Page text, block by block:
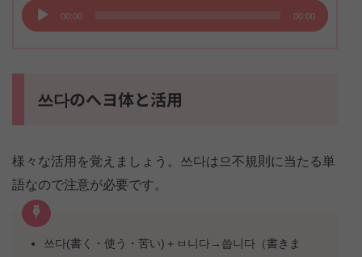
音
声
ー
00:00 00:00
쓰다のへヨ体と活用
様々な活用を覚えましょう。쓰다は으不規則に当たる単
語なので注意が必要です。
쓰다(書く・使う・苦い)＋ㅂ니다→씁니다（書きま